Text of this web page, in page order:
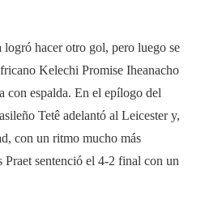
hacer otro gol, pero luego se
Kelechi Promise Iheanacho
con espalda. En el epílogo del
Tetê adelantó al Leicester y,
con un ritmo mucho más
Praet sentenció el 4-2 final con un